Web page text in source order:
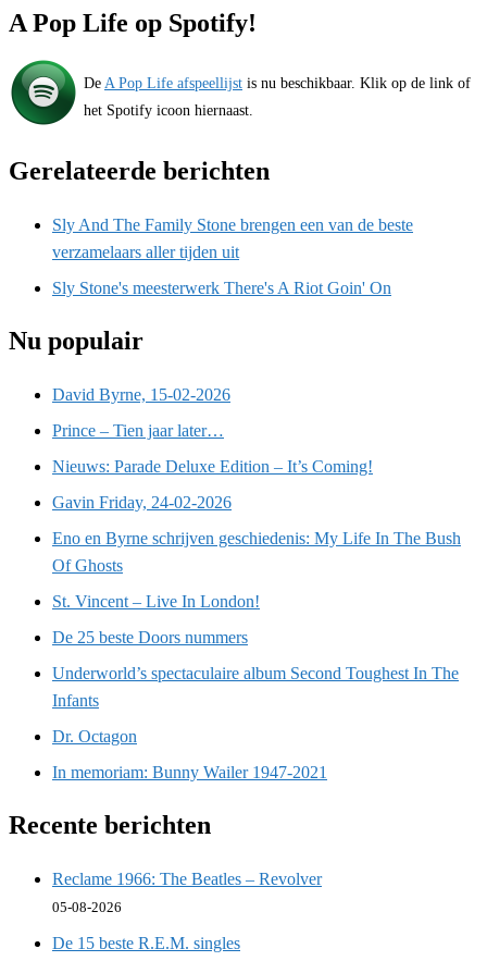
A Pop Life op Spotify!
De A Pop Life afspeellijst is nu beschikbaar. Klik op de link of
het Spotify icoon hiernaast.
Gerelateerde berichten
Sly And The Family Stone brengen een van de beste
verzamelaars aller tijden uit
Sly Stone's meesterwerk There's A Riot Goin' On
Nu populair
David Byrne, 15-02-2026
Prince – Tien jaar later…
Nieuws: Parade Deluxe Edition – It’s Coming!
Gavin Friday, 24-02-2026
Eno en Byrne schrijven geschiedenis: My Life In The Bush
Of Ghosts
St. Vincent – Live In London!
De 25 beste Doors nummers
Underworld’s spectaculaire album Second Toughest In The
Infants
Dr. Octagon
In memoriam: Bunny Wailer 1947-2021
Recente berichten
Reclame 1966: The Beatles – Revolver
05-08-2026
De 15 beste R.E.M. singles